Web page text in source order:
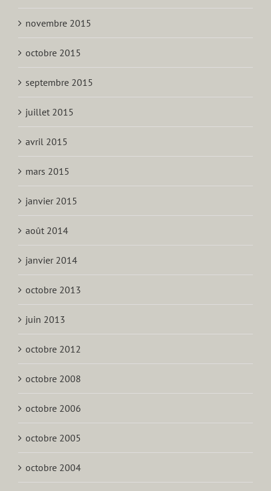
novembre 2015
octobre 2015
septembre 2015
juillet 2015
avril 2015
mars 2015
janvier 2015
août 2014
janvier 2014
octobre 2013
juin 2013
octobre 2012
octobre 2008
octobre 2006
octobre 2005
octobre 2004